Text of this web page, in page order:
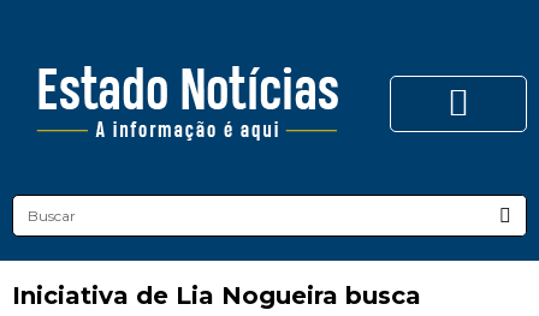
Iniciativa de Lia Nogueira busca